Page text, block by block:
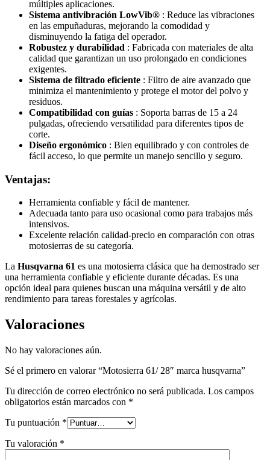
múltiples aplicaciones.
Sistema antivibración LowVib® : Reduce las vibraciones
en las empuñaduras, mejorando la comodidad y
disminuyendo la fatiga del operador.
Robustez y durabilidad : Fabricada con materiales de alta
calidad que garantizan un uso prolongado en condiciones
exigentes.
Sistema de filtrado eficiente : Filtro de aire avanzado que
minimiza el mantenimiento y protege el motor del polvo y
residuos.
Compatibilidad con guías : Soporta barras de 15 a 24
pulgadas, ofreciendo versatilidad para diferentes tipos de
corte.
Diseño ergonómico : Bien equilibrado y con controles de
fácil acceso, lo que permite un manejo sencillo y seguro.
Ventajas:
Herramienta confiable y fácil de mantener.
Adecuada tanto para uso ocasional como para trabajos más
intensivos.
Excelente relación calidad-precio en comparación con otras
motosierras de su categoría.
La Husqvarna 61 es una motosierra clásica que ha demostrado ser
una herramienta confiable y eficiente durante décadas. Es una
opción ideal para quienes buscan una máquina versátil y de alto
rendimiento para tareas forestales y agrícolas.
Valoraciones
No hay valoraciones aún.
Sé el primero en valorar “Motosierra 61/ 28″ marca husqvarna”
Tu dirección de correo electrónico no será publicada. Los campos
obligatorios están marcados con *
Tu puntuación *
Tu valoración *